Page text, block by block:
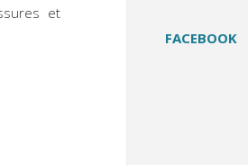
et
FACEBOOK